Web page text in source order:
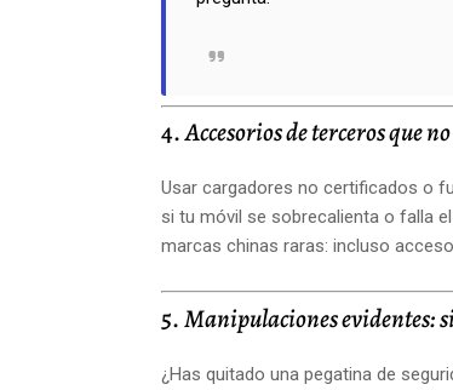
4.Accesorios de terceros que
Usar cargadores no certificados o
si tu móvil se sobrecalienta o falla el
marcas chinas raras: incluso
5.Manipulaciones evidentes:
¿Has quitado una pegatina de